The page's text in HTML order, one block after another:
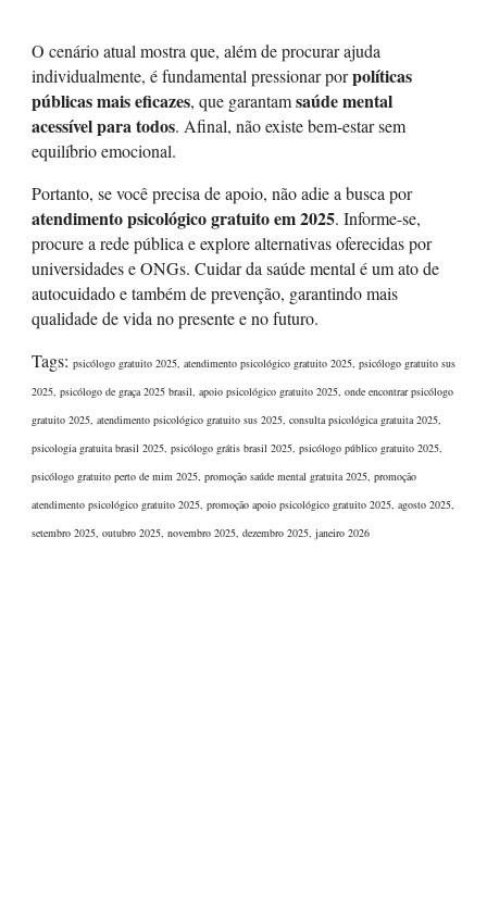
O cenário atual mostra que, além de procurar ajuda
individualmente, é fundamental pressionar porpolíticas
públicas mais eficazes, que garantamsaúde mental
acessível para todos. Afinal, não existe bem-estar sem
equilíbrio emocional.
Portanto, se você precisa de apoio, não adie a busca por
atendimento psicológico gratuito em 2025. Informe-se,
procure a rede pública e explore alternativas oferecidas por
universidades e ONGs. Cuidar da saúde mental é um ato de
autocuidado e também de prevenção, garantindo mais
qualidade de vida no presente e no futuro.
Tags: psicólogo gratuito 2025, atendimento psicológico gratuito 2025, psicólogo gratuito sus
2025, psicólogo de graça 2025 brasil, apoio psicológico gratuito 2025, onde encontrar psicólogo
gratuito 2025, atendimento psicológico gratuito sus 2025, consulta psicológica gratuita 2025,
psicologia gratuita brasil 2025, psicólogo grátis brasil 2025, psicólogo público gratuito 2025,
psicólogo gratuito perto de mim 2025, promoção saúde mental gratuita 2025, promoção
atendimento psicológico gratuito 2025, promoção apoio psicológico gratuito 2025, agosto 2025,
setembro 2025, outubro 2025, novembro 2025, dezembro 2025, janeiro 2026